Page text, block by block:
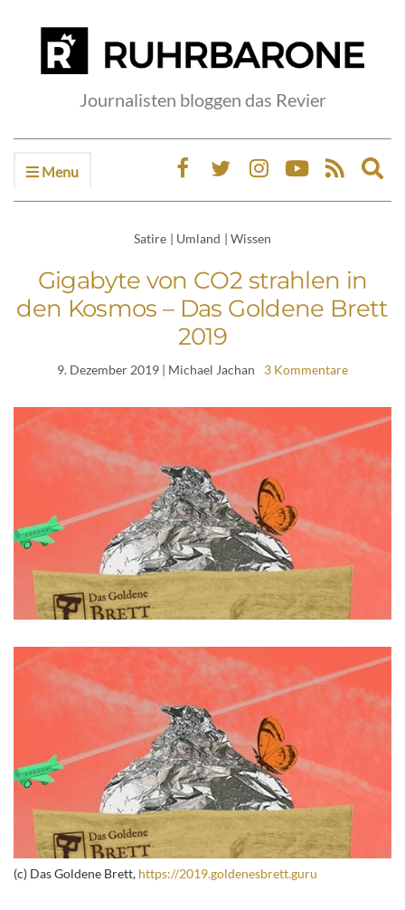
Journalisten bloggen das Revier
Menu
Satire | Umland | Wissen
Gigabyte von CO2 strahlen in
den Kosmos – Das Goldene Brett
2019
9. Dezember 2019 | Michael Jachan 3 Kommentare
(c) Das Goldene Brett, https://2019.goldenesbrett.guru